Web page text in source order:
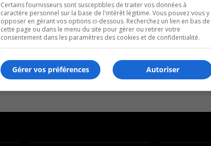
Certains fournisseurs sont susceptibles de traiter vos données à
caractère personnel sur la base de l'intérêt légitime. Vous pouvez vous y
opposer en gérant vos options ci-dessous. Recherchez un lien en bas de
cette page ou dans le menu du site pour gérer ou retirer votre
consentement dans les paramètres des cookies et de confidentialité.
Autoriser
Gérer vos préférences